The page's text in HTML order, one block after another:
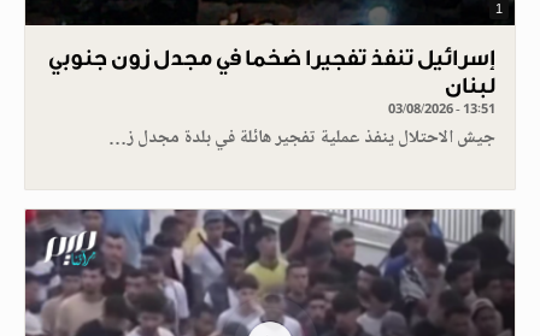
1
إسرائيل تنفذ تفجيرا ضخما في مجدل زون جنوبي
لبنان
03/08/2026 - 13:51
جيش الاحتلال ينفذ عملية تفجير هائلة في بلدة مجدل ز…